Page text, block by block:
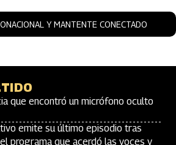
Y MANTENTE CONECTADO
que encontró un micrófono oculto
emite su último episodio tras
programa que acerdó las voces y